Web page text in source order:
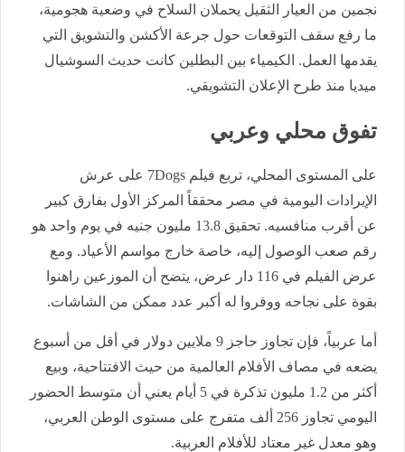
نجمين من العيار الثقيل يحملان السلاح في وضعية هجومية،
ما رفع سقف التوقعات حول جرعة الأكشن والتشويق التي
يقدمها العمل. الكيمياء بين البطلين كانت حديث السوشيال
ميديا منذ طرح الإعلان التشويقي.
تفوق محلي وعربي
على المستوى المحلي، تربع فيلم 7Dogs على عرش
الإيرادات اليومية في مصر محققاً المركز الأول بفارق كبير
عن أقرب منافسيه. تحقيق 13.8 مليون جنيه في يوم واحد هو
رقم صعب الوصول إليه، خاصة خارج مواسم الأعياد. ومع
عرض الفيلم في 116 دار عرض، يتضح أن الموزعين راهنوا
بقوة على نجاحه ووفروا له أكبر عدد ممكن من الشاشات.
أما عربياً، فإن تجاوز حاجز 9 ملايين دولار في أقل من أسبوع
يضعه في مصاف الأفلام العالمية من حيث الافتتاحية، وبيع
أكثر من 1.2 مليون تذكرة في 5 أيام يعني أن متوسط الحضور
اليومي تجاوز 256 ألف متفرج على مستوى الوطن العربي،
وهو معدل غير معتاد للأفلام العربية.